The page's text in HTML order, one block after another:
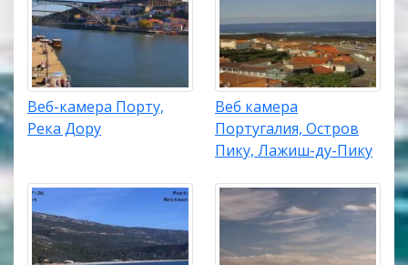
Веб-камера Порту,
Река Дору
Веб камера
Португалия, Остров
Пику, Лажиш-ду-Пику